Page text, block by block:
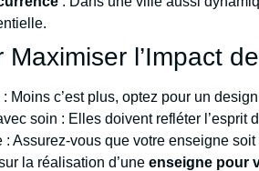
l’Impact
Moins c’est plus, optez pour un
soin : Elles doivent refléter l’esprit
: Assurez-vous que votre enseigne
la réalisation d’uneenseigne pour